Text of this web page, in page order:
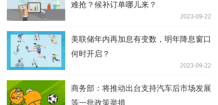
难抢？候补订单哪儿来？
2023-09-22
美联储年内再加息有变数，明年降息窗口
何时开启？
2023-09-22
商务部：将推动出台支持汽车后市场发展
等一批政策举措